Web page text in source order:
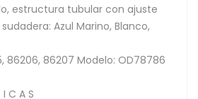
estructura tubular con ajuste
Azul Marino, Blanco,
86206, 86207 Modelo: OD78786
I C A S